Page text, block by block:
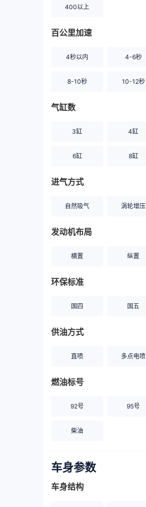
400以上
百公里加速
4秒以内 4-6秒
8-10秒 10-12秒
气缸数
3缸 4缸
6缸 8缸
进气方式
自然吸气 涡轮增压
发动机布局
横置 纵置
环保标准
国四 国五
供油方式
直喷 多点电喷
燃油标号
92号 95号
柴油
车身参数
车身结构